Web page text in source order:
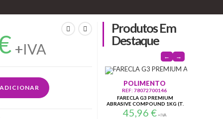
+IVA
ADICIONAR
Produtos Em
Destaque
POLIMENTO
REF: 78072700146
FARECLA G3 PREMIUM
ABRASIVE COMPOUND 1KG (T.
AMARELA) G3P101
45,96 € +IVA
← →